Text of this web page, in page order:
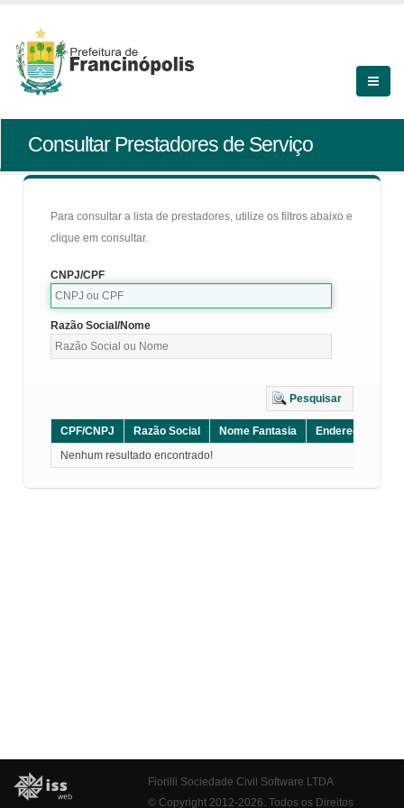
Consultar Prestadores de Serviço
Para consultar a lista de prestadores, utilize os filtros abaixo e
clique em consultar.
CNPJ/CPF
Razão Social/Nome
Pesquisar
CPF/CNPJ Razão Social Nome Fantasia Endereço
Nenhum resultado encontrado!
Fiorilli Sociedade Civil Software LTDA
© Copyright 2012-2026. Todos os Direitos